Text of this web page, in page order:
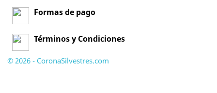
Formas de pago
Términos y Condiciones
© 2026 - CoronaSilvestres.com